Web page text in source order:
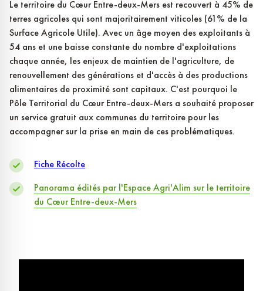
Le territoire du Cœur Entre-deux-Mers est recouvert à 45% de
terres agricoles qui sont majoritairement viticoles (61% de la
Surface Agricole Utile). Avec un âge moyen des exploitants à
54 ans et une baisse constante du nombre d'exploitations
chaque année, les enjeux de maintien de l'agriculture, de
renouvellement des générations et d'accès à des productions
alimentaires de proximité sont capitaux. C'est pourquoi le
Pôle Territorial du Cœur Entre-deux-Mers a souhaité proposer
un service gratuit aux communes du territoire pour les
accompagner sur la prise en main de ces problématiques.
Fiche Récolte
Panorama édités par l'Espace Agri'Alim sur le territoire
du Cœur Entre-deux-Mers